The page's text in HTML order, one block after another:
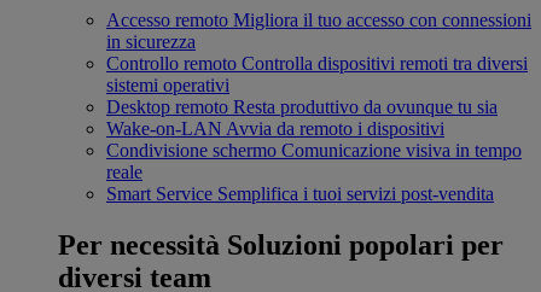
Accesso remoto Migliora il tuo accesso con connessioni
in sicurezza
Controllo remoto Controlla dispositivi remoti tra diversi
sistemi operativi
Desktop remoto Resta produttivo da ovunque tu sia
Wake-on-LAN Avvia da remoto i dispositivi
Condivisione schermo Comunicazione visiva in tempo
reale
Smart Service Semplifica i tuoi servizi post-vendita
Per necessità Soluzioni popolari per
diversi team